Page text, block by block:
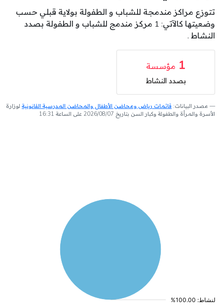
تتوزع مراكز مندمجة للشباب و الطفولة بولاية قبلي حسب
وضعيتها كالآتي: 1 مركز مندمج للشباب و الطفولة بصدد
النشاط .
1 مؤسسة
بصدد النشاط
مصدر البيانات: قائمات رياض ومحاضن الأطفال والمحاضن المدرسية القانونية لوزارة
الأسرة والمرأة والطفولة وكبار السن بتاريخ 2026/08/07 على الساعة 16:31